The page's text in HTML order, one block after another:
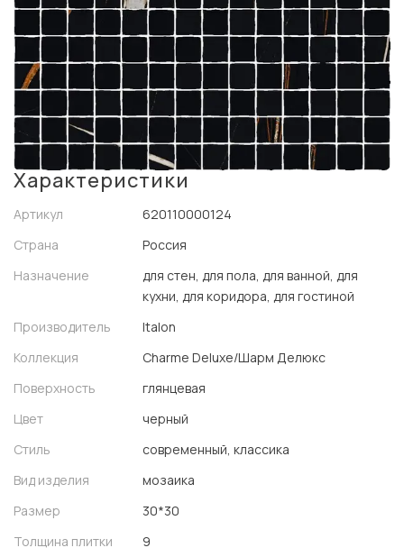
Характеристики
Артикул
620110000124
Страна
Россия
Назначение
для стен, для пола, для ванной, для
кухни, для коридора, для гостиной
Производитель
Italon
Коллекция
Charme Deluxe/Шарм Делюкс
Поверхность
глянцевая
Цвет
черный
Стиль
современный, классика
Вид изделия
мозаика
Размер
30*30
Толщина плитки
9